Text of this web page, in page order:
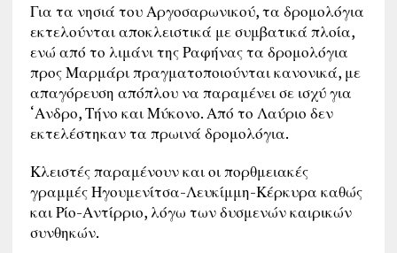
Για τα νησιά του Αργοσαρωνικού, τα δρομολόγια
εκτελούνται αποκλειστικά με συμβατικά πλοία,
ενώ από το λιμάνι της Ραφήνας τα δρομολόγια
προς Μαρμάρι πραγματοποιούνται κανονικά, με
απαγόρευση απόπλου να παραμένει σε ισχύ για
‘Ανδρο, Τήνο και Μύκονο. Από το Λαύριο δεν
εκτελέστηκαν τα πρωινά δρομολόγια.
Κλειστές παραμένουν και οι πορθμειακές
γραμμές Ηγουμενίτσα-Λευκίμμη-Κέρκυρα καθώς
και Ρίο-Αντίρριο, λόγω των δυσμενών καιρικών
συνθηκών.